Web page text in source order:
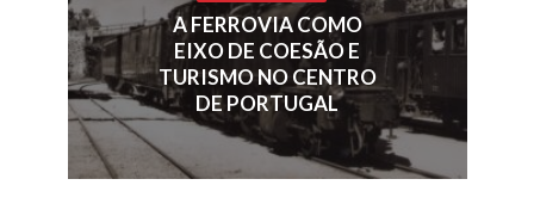
A FERROVIA COMO
EIXO DE COESÃO E
TURISMO NO CENTRO
DE PORTUGAL